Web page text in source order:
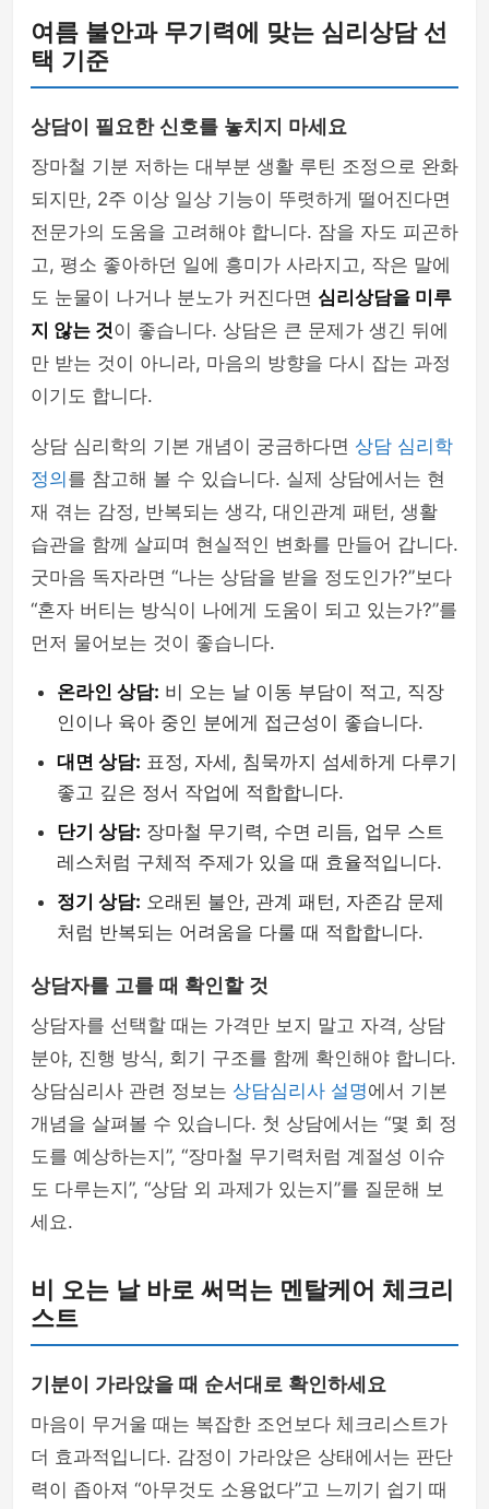
여름 불안과 무기력에 맞는 심리상담 선
택 기준
상담이 필요한 신호를 놓치지 마세요
장마철 기분 저하는 대부분 생활 루틴 조정으로 완화
되지만, 2주 이상 일상 기능이 뚜렷하게 떨어진다면
전문가의 도움을 고려해야 합니다. 잠을 자도 피곤하
고, 평소 좋아하던 일에 흥미가 사라지고, 작은 말에
도 눈물이 나거나 분노가 커진다면 심리상담을 미루
지 않는 것이 좋습니다. 상담은 큰 문제가 생긴 뒤에
만 받는 것이 아니라, 마음의 방향을 다시 잡는 과정
이기도 합니다.
상담 심리학의 기본 개념이 궁금하다면 상담 심리학
정의 를 참고해 볼 수 있습니다. 실제 상담에서는 현
재 겪는 감정, 반복되는 생각, 대인관계 패턴, 생활
습관을 함께 살피며 현실적인 변화를 만들어 갑니다.
굿마음 독자라면 “나는 상담을 받을 정도인가?”보다
“혼자 버티는 방식이 나에게 도움이 되고 있는가?”를
먼저 물어보는 것이 좋습니다.
온라인 상담: 비 오는 날 이동 부담이 적고, 직장
인이나 육아 중인 분에게 접근성이 좋습니다.
대면 상담: 표정, 자세, 침묵까지 섬세하게 다루기
좋고 깊은 정서 작업에 적합합니다.
단기 상담: 장마철 무기력, 수면 리듬, 업무 스트
레스처럼 구체적 주제가 있을 때 효율적입니다.
정기 상담: 오래된 불안, 관계 패턴, 자존감 문제
처럼 반복되는 어려움을 다룰 때 적합합니다.
상담자를 고를 때 확인할 것
상담자를 선택할 때는 가격만 보지 말고 자격, 상담
분야, 진행 방식, 회기 구조를 함께 확인해야 합니다.
상담심리사 관련 정보는 상담심리사 설명에서 기본
개념을 살펴볼 수 있습니다. 첫 상담에서는 “몇 회 정
도를 예상하는지”, “장마철 무기력처럼 계절성 이슈
도 다루는지”, “상담 외 과제가 있는지”를 질문해 보
세요.
비 오는 날 바로 써먹는 멘탈케어 체크리
스트
기분이 가라앉을 때 순서대로 확인하세요
마음이 무거울 때는 복잡한 조언보다 체크리스트가
더 효과적입니다. 감정이 가라앉은 상태에서는 판단
력이 좁아져 “아무것도 소용없다”고 느끼기 쉽기 때